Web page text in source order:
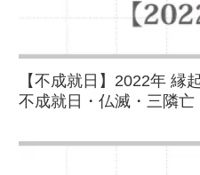
【不成就日】2022年 縁
不成就日・仏滅・三隣亡